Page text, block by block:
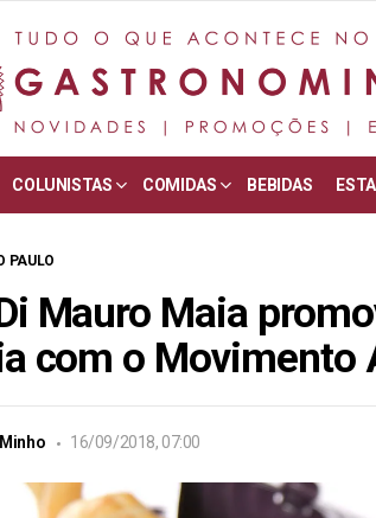
COLUNISTAS COMIDAS BEBIDAS
PAULO
Mauro Maia
com o Movimento
16/09/2018, 07:00